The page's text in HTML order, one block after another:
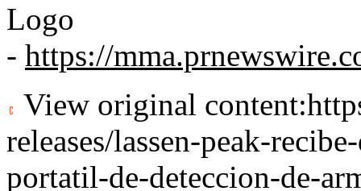
Logo
- https://
View original content:
releases/lassen-peak-
portatil-de-deteccion-de-